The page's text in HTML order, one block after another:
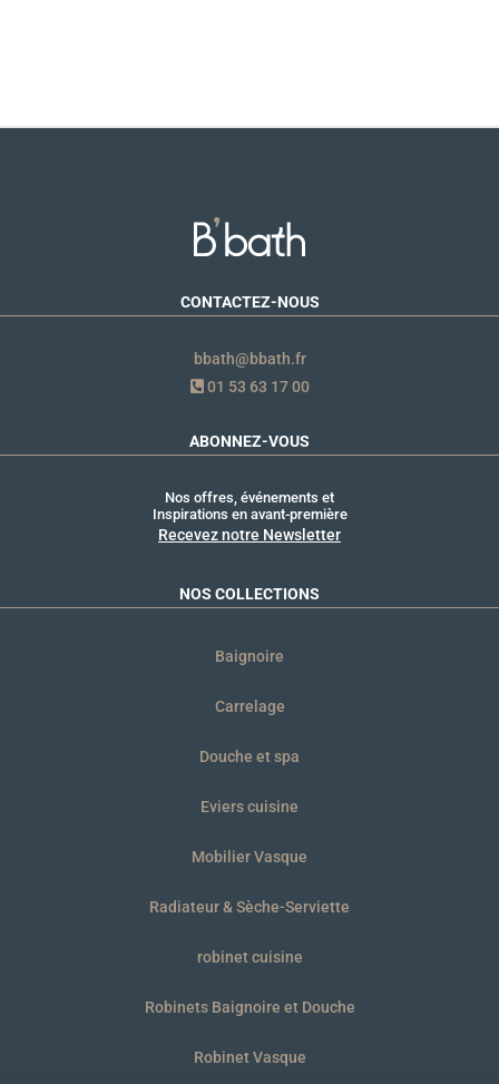
CONTACTEZ-NOUS
bbath@bbath.fr
01 53 63 17 00
ABONNEZ-VOUS
Nos offres, événements et
Inspirations en avant-première
Recevez notre Newsletter
NOS COLLECTIONS
Baignoire
Carrelage
Douche et spa
Eviers cuisine
Mobilier Vasque
Radiateur & Sèche-Serviette
robinet cuisine
Robinets Baignoire et Douche
Robinet Vasque